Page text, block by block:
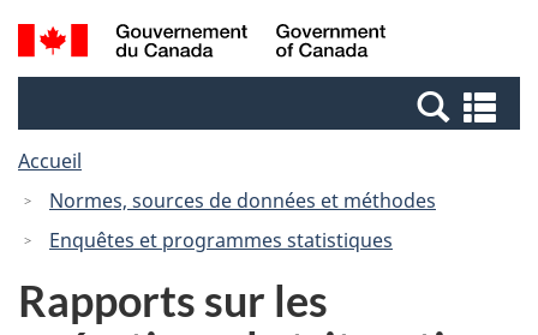
Passer
au
Passer
à
Canada
Recherche
et
et
Accueil
Normes, sources de données et méthodes
Enquêtes et programmes statistiques
Rapports sur les